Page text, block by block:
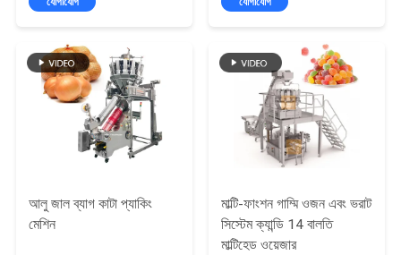
উদ্ধৃতি
অনুরোধ
করুন
গোপনীয়তা
আলু জাল ব্যাগ কাটা প্যাকিং
মেশিন
মাল্টি-ফাংশন গাম্মি ওজন এবং ভরাট
সিস্টেম ক্যান্ডি 14 বালতি
মাল্টিহেড ওয়েজার